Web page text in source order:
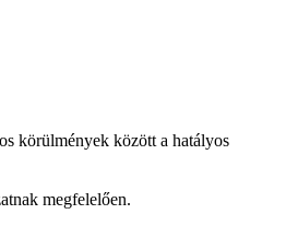
körülmények között a hatályos
megfelelően.